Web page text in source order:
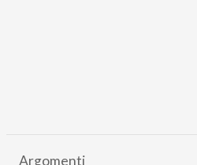
Argomenti